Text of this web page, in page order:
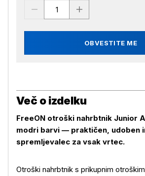
OBVESTITE ME
Več o izdelku
FreeON otroški nahrbtnik Junior
modri barvi — praktičen, udoben
spremljevalec za vsak vrtec.
Otroški nahrbtnik s prikupnim